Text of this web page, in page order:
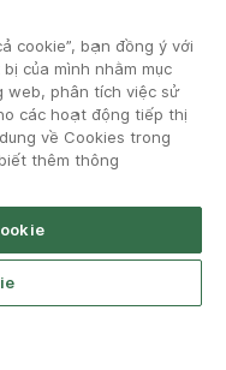
Open App
cookie”, bạn đồng ý với
của mình nhằm mục
web, phân tích việc sử
các hoạt động tiếp thị
về Cookies trong
thêm thông